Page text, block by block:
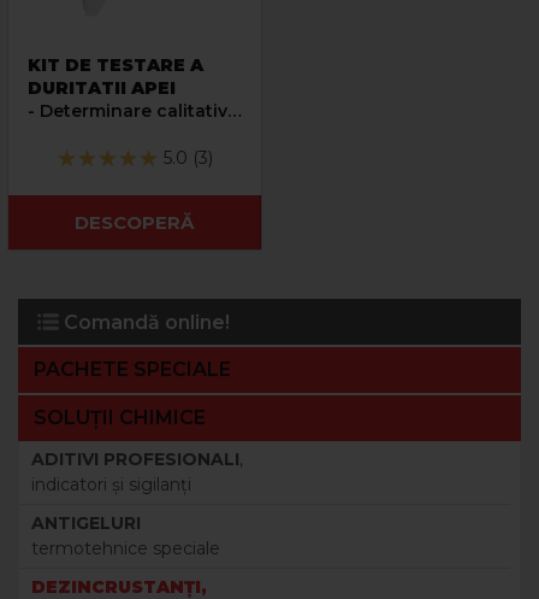
Comandă online!
PACHETE SPECIALE
SOLUȚII CHIMICE
ADITIVI PROFESIONALI,
indicatori şi sigilanţi
ANTIGELURI
termotehnice speciale
DEZINCRUSTANŢI,
KIT DE TESTARE A
DURITATII APEI
- Determinare calitativa
5.0 (3)
DESCOPERĂ